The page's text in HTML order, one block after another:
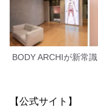
BODY ARCHIが新常
【公式サイト】